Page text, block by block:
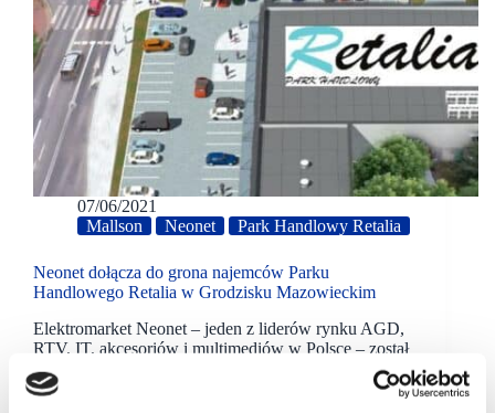
07/06/2021
Mallson
Neonet Park Handlowy Retalia
Neonet dołącza do grona najemców Parku
Handlowego Retalia w Grodzisku Mazowieckim
Elektromarket Neonet – jeden z liderów rynku AGD,
RTV, IT, akcesoriów i multimediów w Polsce – został
nowym najemcą Parku Handlowego Retalia
w Grodzisku Mazowieckim. Będzie to jedyny